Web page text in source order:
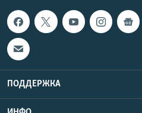
ПОДДЕРЖКА